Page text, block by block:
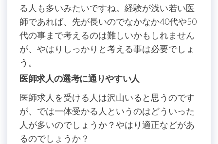
る人も多いみたいですね。経験が浅い若い医
師であれば、先が長いのでなかなか40代や50
代の事まで考えるのは難しいかもしれません
が、やはりしっかりと考える事は必要でしょ
う。
医師求人の選考に通りやすい人
医師求人を受ける人は沢山いると思うのです
が、では一体受かる人というのはどういった
人が多いのでしょうか？やはり適正などがあ
るのでしょうか？